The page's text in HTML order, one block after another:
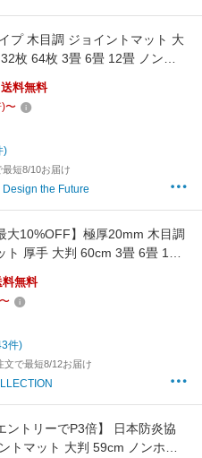
プ 木目調 ジョイントマット 大
枚 64枚 3畳 6畳 12畳 ノンホ
ドパーツ付 防音 防炎 断熱 単
ト フロアマット プレイマット
防音 日本防炎協会認定品
送料無料
)〜
)
短8/10お届け
Design the Future
大10%OFF】極厚20mm 木目調
ト 厚手 大判 60cm 3畳 6畳 12
木目 洗える カーペット 赤ちゃ
マット 厚み 2cm 床暖房対応
レイマット パズルマット クッ
しゃれ 送料無料
料無料
〜
件)
文で最短8/12お届け
ントリーでP3倍】 日本防炎協
トマット 大判 59cm ノンホル